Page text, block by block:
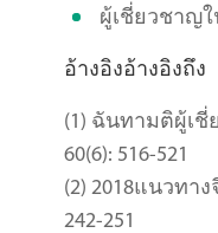
ผู้เชี่ยวชาญ
อ้างอิงอ้างอิงถึง
(1) ฉันทามติผู้เ
60(6): 516-521
(2) 2018แนวท
242-251